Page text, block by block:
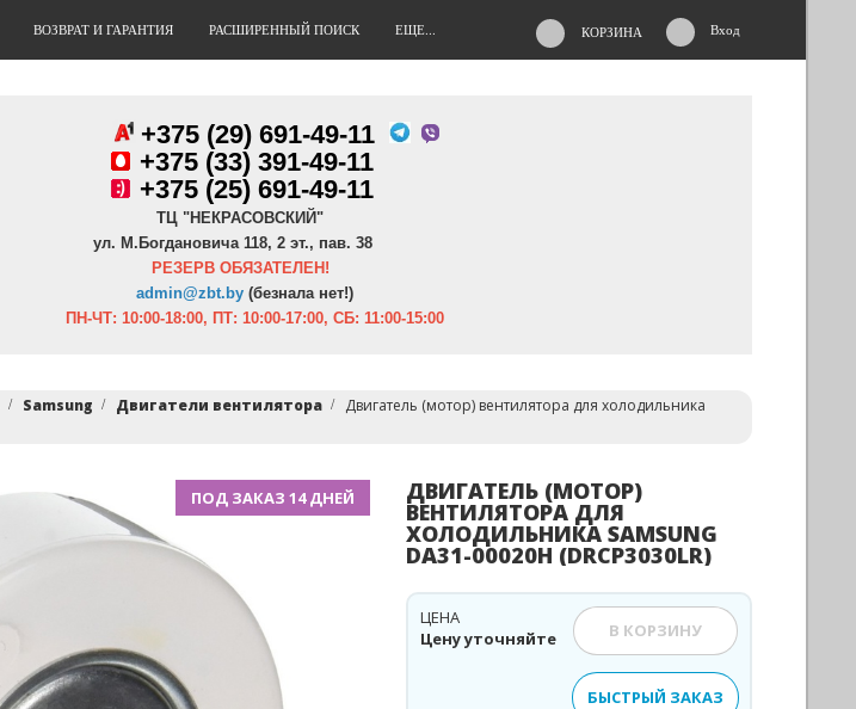
КОРЗИНА Вход
ВОЗВРАТ И ГАРАНТИЯ РАСШИРЕННЫЙ ПОИСК ЕЩЕ...
+375 (29) 691-49-11
+375 (33) 391-49-11
+375 (25) 691-49-11
ТЦ "НЕКРАСОВСКИЙ"
ул. М.Богдановича 118, 2 эт., пав. 38
РЕЗЕРВ ОБЯЗАТЕЛЕН!
admin@zbt.by (безнала нет!)
ПН-ЧТ: 10:00-18:00, ПТ: 10:00-17:00, СБ: 11:00-15:00
Samsung Двигатели вентилятора
Двигатель (мотор) вентилятора для холодильника
ПОД ЗАКАЗ 14 ДНЕЙ ДВИГАТЕЛЬ (МОТОР)
ВЕНТИЛЯТОРА ДЛЯ
ХОЛОДИЛЬНИКА SAMSUNG
DA31-00020H (DRCP3030LR)
Цену уточняйте
ЦЕНА
В КОРЗИНУ
БЫСТРЫЙ ЗАКАЗ